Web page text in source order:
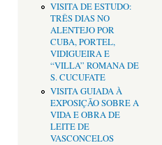
VISITA DE ESTUDO:
TRÊS DIAS NO
ALENTEJO POR
CUBA, PORTEL,
VIDIGUEIRA E
“VILLA” ROMANA DE
S. CUCUFATE
VISITA GUIADA À
EXPOSIÇÃO SOBRE A
VIDA E OBRA DE
LEITE DE
VASCONCELOS